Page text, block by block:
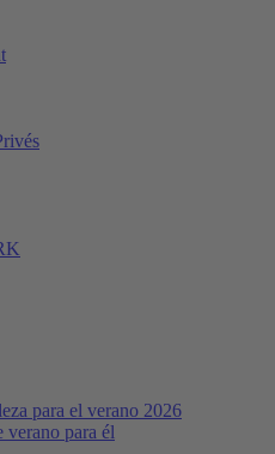
para el verano 2026
verano para él